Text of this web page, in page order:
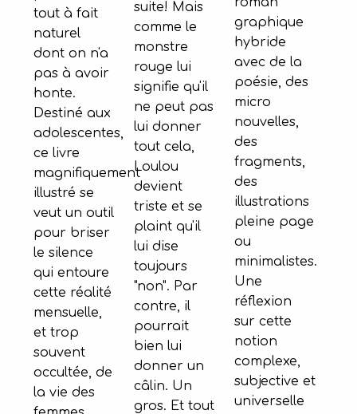
tout à fait
naturel
dont on n'a
pas à avoir
honte.
Destiné aux
adolescentes,
ce livre
magnifiquement
illustré se
veut un outil
pour briser
le silence
qui entoure
cette réalité
mensuelle,
et trop
souvent
occultée, de
la vie des
suite! Mais
comme le
monstre
rouge lui
signifie qu'il
ne peut pas
lui donner
tout cela,
Loulou
devient
triste et se
plaint qu'il
lui dise
toujours
"non". Par
contre, il
pourrait
bien lui
donner un
câlin. Un
gros. Et tout
graphique
hybride
avec de la
poésie, des
micro
nouvelles,
des
fragments,
des
illustrations
pleine page
ou
minimalistes.
Une
réflexion
sur cette
notion
complexe,
subjective et
universelle